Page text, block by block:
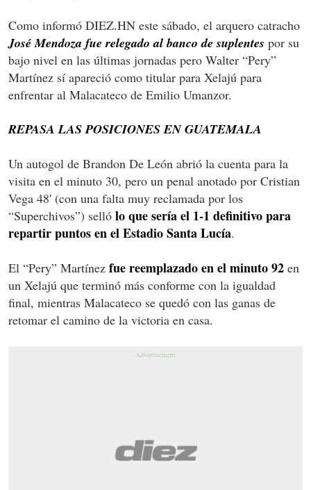
Como informó DIEZ.HN este sábado, el arquero catracho
José Mendoza fue relegado al banco de suplentes por su
bajo nivel en las últimas jornadas pero Walter “Pery”
Martínez sí apareció como titular para Xelajú para
enfrentar al Malacateco de Emilio Umanzor.
REPASA LAS POSICIONES EN GUATEMALA
Un autogol de Brandon De León abrió la cuenta para la
visita en el minuto 30, pero un penal anotado por Cristian
Vega 48' (con una falta muy reclamada por los
“Superchivos”) selló lo que sería el 1-1 definitivo para
repartir puntos en el Estadio Santa Lucía.
El “Pery” Martínez fue reemplazado en el minuto 92 en
un Xelajú que terminó más conforme con la igualdad
final, mientras Malacateco se quedó con las ganas de
retomar el camino de la victoria en casa.